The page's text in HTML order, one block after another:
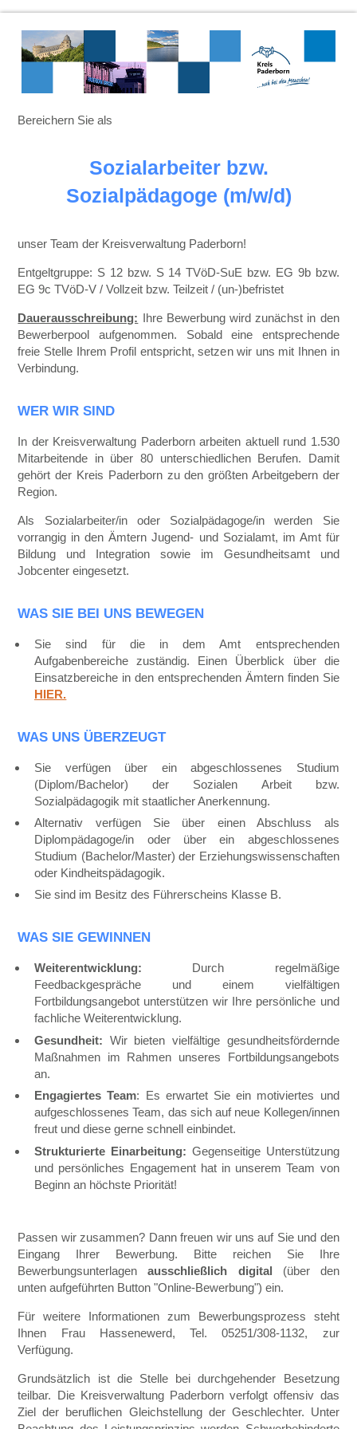
Bereichern Sie als
Sozialarbeiter bzw.
Sozialpädagoge (m/w/d)
unser Team der Kreisverwaltung Paderborn!
Entgeltgruppe: S 12 bzw. S 14 TVöD-SuE bzw. EG 9b bzw.
EG 9c TVöD-V / Vollzeit bzw. Teilzeit / (un-)befristet
Dauerausschreibung: Ihre Bewerbung wird zunächst in den
Bewerberpool aufgenommen. Sobald eine entsprechende
freie Stelle Ihrem Profil entspricht, setzen wir uns mit Ihnen in
Verbindung.
WER WIR SIND
In der Kreisverwaltung Paderborn arbeiten aktuell rund 1.530
Mitarbeitende in über 80 unterschiedlichen Berufen. Damit
gehört der Kreis Paderborn zu den größten Arbeitgebern der
Region.
Als Sozialarbeiter/in oder Sozialpädagoge/in werden Sie
vorrangig in den Ämtern Jugend- und Sozialamt, im Amt für
Bildung und Integration sowie im Gesundheitsamt und
Jobcenter eingesetzt.
WAS SIE BEI UNS BEWEGEN
Sie sind für die in dem Amt entsprechenden
Aufgabenbereiche zuständig. Einen Überblick über die
Einsatzbereiche in den entsprechenden Ämtern finden Sie
HIER.
WAS UNS ÜBERZEUGT
Sie verfügen über ein abgeschlossenes Studium
(Diplom/Bachelor) der Sozialen Arbeit bzw.
Sozialpädagogik mit staatlicher Anerkennung.
Alternativ verfügen Sie über einen Abschluss als
Diplompädagoge/in oder über ein abgeschlossenes
Studium (Bachelor/Master) der Erziehungswissenschaften
oder Kindheitspädagogik.
Sie sind im Besitz des Führerscheins Klasse B.
WAS SIE GEWINNEN
Weiterentwicklung: Durch regelmäßige
Feedbackgespräche und einem vielfältigen
Fortbildungsangebot unterstützen wir Ihre persönliche und
fachliche Weiterentwicklung.
Gesundheit: Wir bieten vielfältige gesundheitsfördernde
Maßnahmen im Rahmen unseres Fortbildungsangebots
an.
Engagiertes Team: Es erwartet Sie ein motiviertes und
aufgeschlossenes Team, das sich auf neue Kollegen/innen
freut und diese gerne schnell einbindet.
Strukturierte Einarbeitung: Gegenseitige Unterstützung
und persönliches Engagement hat in unserem Team von
Beginn an höchste Priorität!
Passen wir zusammen? Dann freuen wir uns auf Sie und den
Eingang Ihrer Bewerbung. Bitte reichen Sie Ihre
Bewerbungsunterlagenausschließlich digital (über den
unten aufgeführten Button "Online-Bewerbung") ein.
Für weitere Informationen zum Bewerbungsprozess steht
Ihnen Frau Hassenewerd, Tel. 05251/308-1132, zur
Verfügung.
Grundsätzlich ist die Stelle bei durchgehender Besetzung
teilbar. Die Kreisverwaltung Paderborn verfolgt offensiv das
Ziel der beruflichen Gleichstellung der Geschlechter. Unter